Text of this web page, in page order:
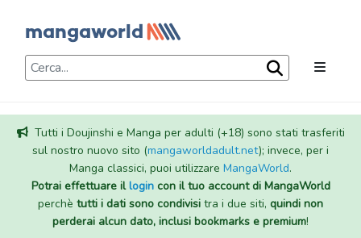
Tutti i Doujinshi e Manga per adulti (+18) sono stati trasferiti
sul nostro nuovo sito (mangaworldadult.net); invece, per i
Manga classici, puoi utilizzare MangaWorld.
Potrai effettuare illogincon il tuo account di MangaWorld
perchè tutti i dati sono condivisi tra i due siti, quindi non
perderai alcun dato, inclusi bookmarks e premium!